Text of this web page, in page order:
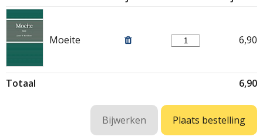
Moeite 6,90
Totaal 6,90